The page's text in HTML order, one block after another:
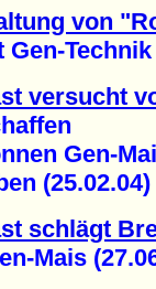
von
Technik
versucht
Gen-
(25.02.04)
schlägt
Mais